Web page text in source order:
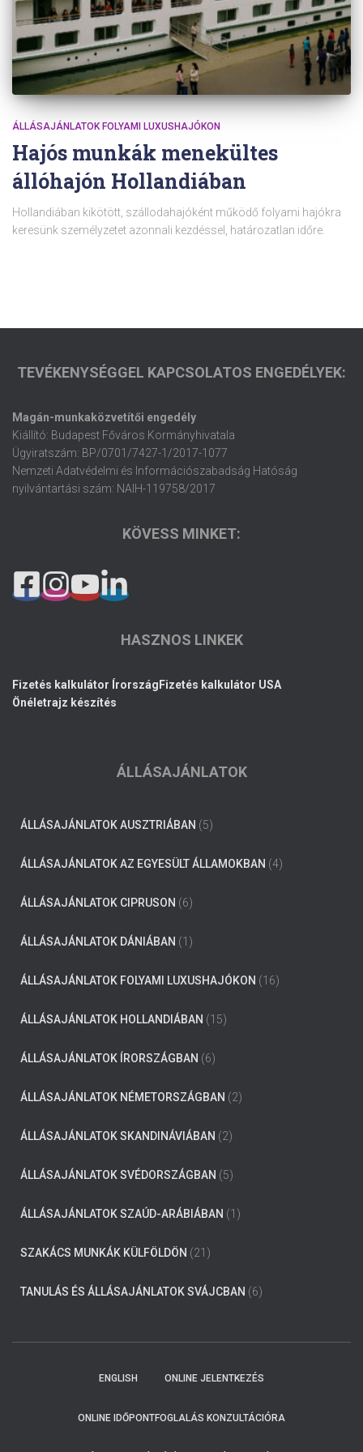
ÁLLÁSAJÁNLATOK FOLYAMI LUXUSHAJÓKON
Hajós munkák menekültes
állóhajón Hollandiában
Hollandiában kikötött, szállodahajóként működő folyami hajókra
keresünk személyzetet azonnali kezdéssel, határozatlan időre.
TEVÉKENYSÉGGEL KAPCSOLATOS ENGEDÉLYEK:
Magán-munkaközvetítői engedély
Kiállító: Budapest Főváros Kormányhivatala
Ügyiratszám: BP/0701/7427-1/2017-1077
Nemzeti Adatvédelmi és Információszabadság Hatóság
nyilvántartási szám: NAIH-119758/2017
KÖVESS MINKET:
HASZNOS LINKEK
Fizetés kalkulátor Írország Fizetés kalkulátor USA
Önéletrajz készítés
ÁLLÁSAJÁNLATOK
ÁLLÁSAJÁNLATOK AUSZTRIÁBAN (5)
ÁLLÁSAJÁNLATOK AZ EGYESÜLT ÁLLAMOKBAN (4)
ÁLLÁSAJÁNLATOK CIPRUSON (6)
ÁLLÁSAJÁNLATOK DÁNIÁBAN (1)
ÁLLÁSAJÁNLATOK FOLYAMI LUXUSHAJÓKON (16)
ÁLLÁSAJÁNLATOK HOLLANDIÁBAN (15)
ÁLLÁSAJÁNLATOK ÍRORSZÁGBAN (6)
ÁLLÁSAJÁNLATOK NÉMETORSZÁGBAN (2)
ÁLLÁSAJÁNLATOK SKANDINÁVIÁBAN (2)
ÁLLÁSAJÁNLATOK SVÉDORSZÁGBAN (5)
ÁLLÁSAJÁNLATOK SZAÚD-ARÁBIÁBAN (1)
SZAKÁCS MUNKÁK KÜLFÖLDÖN (21)
TANULÁS ÉS ÁLLÁSAJÁNLATOK SVÁJCBAN (6)
ENGLISH ONLINE JELENTKEZÉS
ONLINE IDŐPONTFOGLALÁS KONZULTÁCIÓRA